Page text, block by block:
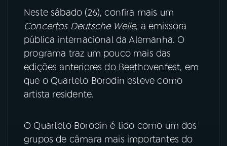
YouTube Facebook
Instagram X
TikTok
Neste sábado (26), confira mais um
Concertos Deutsche Welle, a emissora
pública internacional da Alemanha. O
programa traz um pouco mais das
edições anteriores do Beethovenfest, em
que o Quarteto Borodin esteve como
artista residente.
O Quarteto Borodin é tido como um dos
grupos de câmara mais importantes do